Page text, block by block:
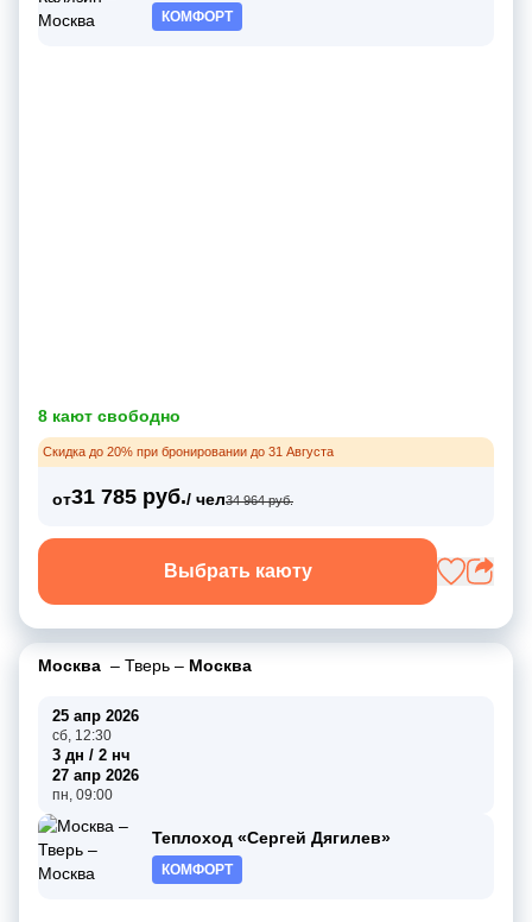
КОМФОРТ
8 кают свободно
Скидка до 20% при бронировании до 31 Августа
от31 785 руб./ чел34 964 руб.
Выбрать каюту
Москва – Тверь – Москва
25 апр 2026
сб, 12:30
3 дн / 2 нч
27 апр 2026
пн, 09:00
Теплоход «Сергей Дягилев»
КОМФОРТ